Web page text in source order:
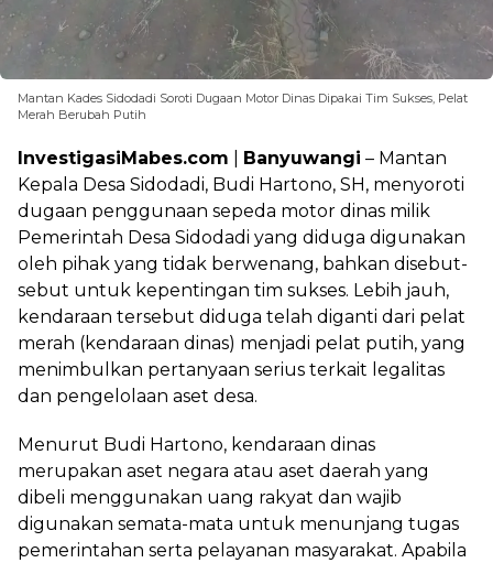
Mantan Kades Sidodadi Soroti Dugaan Motor Dinas Dipakai Tim Sukses, Pelat
Merah Berubah Putih
InvestigasiMabes.com Banyuwangi – Mantan
Kepala Desa Sidodadi, Budi Hartono, SH, menyoroti
dugaan penggunaan sepeda motor dinas milik
Pemerintah Desa Sidodadi yang diduga digunakan
oleh pihak yang tidak berwenang, bahkan disebut-
sebut untuk kepentingan tim sukses. Lebih jauh,
kendaraan tersebut diduga telah diganti dari pelat
merah (kendaraan dinas) menjadi pelat putih, yang
menimbulkan pertanyaan serius terkait legalitas
dan pengelolaan aset desa.
‎Menurut Budi Hartono, kendaraan dinas
merupakan aset negara atau aset daerah yang
dibeli menggunakan uang rakyat dan wajib
digunakan semata-mata untuk menunjang tugas
pemerintahan serta pelayanan masyarakat. Apabila